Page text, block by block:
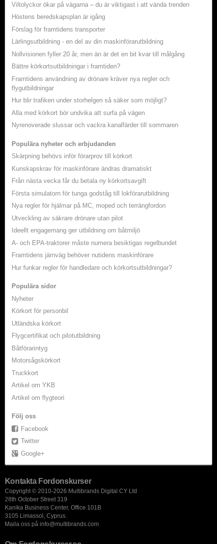
Viltolyckor ökar på vägarna – du är viktigast i att vända trenden
Höstens beredskapsplan är igång
Förslag för framtidens transporter
Lärlingsutbildning - en del av din maskinförarutbildning
Nollvisionen fyller 20 år, men än är det en bit kvar till målgång
Bättre körkortsutbildningar i framtiden?
Framtidens användning av drönare kräver nya regler och
flygutbildningar
Hur blir trafiken under storhelgen så säker som möjligt?
Alla med körkort bör undvika att surfa på vägen
Nyrenoverade slussar och vackra kanalfärder till sommaren
Populära nyheter och erbjudanden
Skärpning behövs inför förarprov till körkort
Kunskapskrav för maskinförare ändras dramatiskt
Från nästa vecka får du betala ny körkortsavgift
Första simulatorn för tunga godståg till lokförarutbildning
Nya regler för hjälmar på MC, moped och terrängfordon
Utveckling av säkrare drönare utan pilot
Ideellt engagemang ger utbildning om båtmiljö
A- och EPA-traktorer måste numera besiktigas regelbundet
Framtidens järnväg behöver nutidens maskinförare
Hur funkar regler för handledare och körkortsutbildningar?
Populära sidor
Nyheter
Körkort för personbil
Utländska körkort
Flygcertifikat och pilotutbildning
Båtförarintyg
Motorsågskörkort
Truckkort
Artikel om YKB
Artikel om flygteori
Följ oss
Facebook
Twitter
Google+
Kontakta Fordonskurser
Copyright © 2010-2026 Multibrands Digital CY Ltd
28th October Street 319
Kanika Business Center, Office 101B
3105 Limassol, Cyprus.
Maila oss på info@multibrands.com